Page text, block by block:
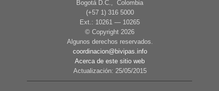
Bogotá D.C., Colombia
(+57 1) 316 5000
Ext.: 10261 — 10265
© Copyright 2026
Algunos derechos reservados.
coordinacion@bivipas.info
Acerca de este sitio web
Actualización: 25/05/2015